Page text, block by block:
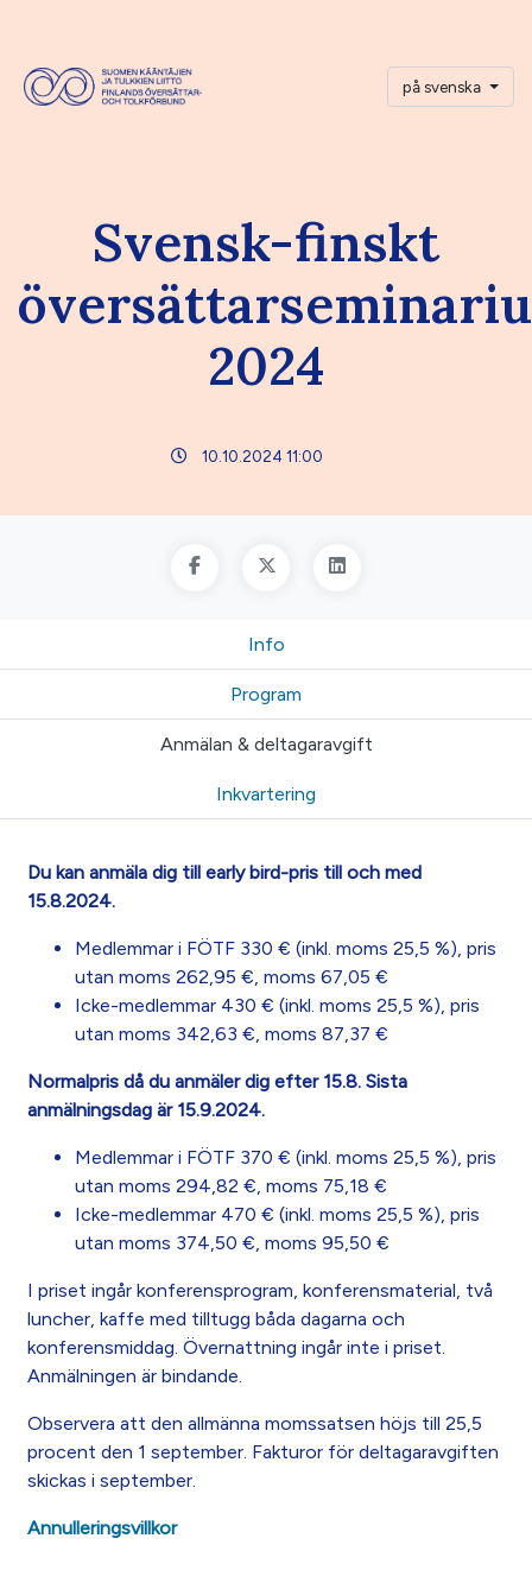
på svenska
Svensk-finskt
2024
10.10.2024 11:00
Info
Program
Anmälan & deltagaravgift
Inkvartering
Du kan anmäla dig till early bird-pris till och med
15.8.2024.
Medlemmar i FÖTF 330 € (inkl. moms 25,5 %), pris
utan moms 262,95 €, moms 67,05 €
Icke-medlemmar 430 € (inkl. moms 25,5 %), pris
utan moms 342,63 €, moms 87,37 €
Normalpris då du anmäler dig efter 15.8. Sista
anmälningsdag är 15.9.2024.
Medlemmar i FÖTF 370 € (inkl. moms 25,5 %), pris
utan moms 294,82 €, moms 75,18 €
Icke-medlemmar 470 € (inkl. moms 25,5 %), pris
utan moms 374,50 €, moms 95,50 €
I priset ingår konferensprogram, konferensmaterial, två
luncher, kaffe med tilltugg båda dagarna och
konferensmiddag. Övernattning ingår inte i priset.
Anmälningen är bindande.
Observera att den allmänna momssatsen höjs till 25,5
procent den 1 september. Fakturor för deltagaravgiften
skickas i september.
Annulleringsvillkor